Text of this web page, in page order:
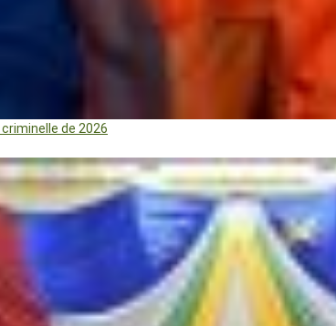
criminelle de 2026